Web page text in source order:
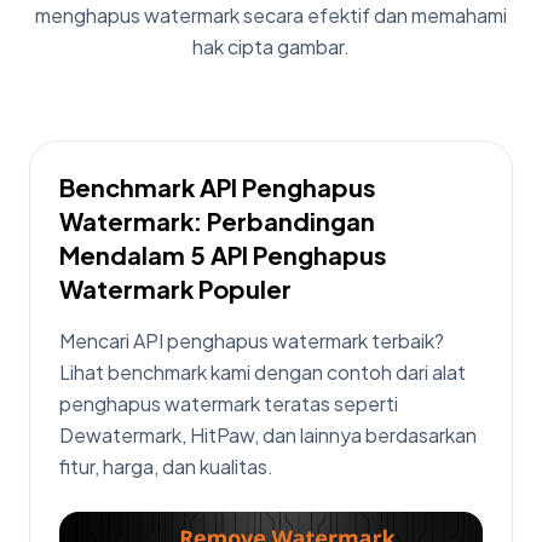
menghapus watermark secara efektif dan memahami
hak cipta gambar.
Apakah Menghapus Watermark
Ilegal?
Penjelasan yang jelas tentang kapan
menghapus watermark itu legal, kapan
melanggar undang-undang hak cipta, dan cara
menggunakan gambar secara bertanggung
jawab.